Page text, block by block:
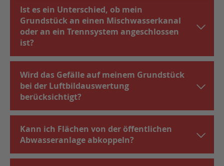
Ist es ein Unterschied, ob mein
Grundstück an einen Mischwasserkanal
oder an ein Trennsystem angeschlossen
ist?
Wird das Gefälle auf meinem Grundstück
bei der Luftbildauswertung
berücksichtigt?
Kann ich Flächen von der öffentlichen
Abwasseranlage abkoppeln?